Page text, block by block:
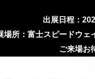
出展日程：
場所：富士スピードウェ
ご来場お